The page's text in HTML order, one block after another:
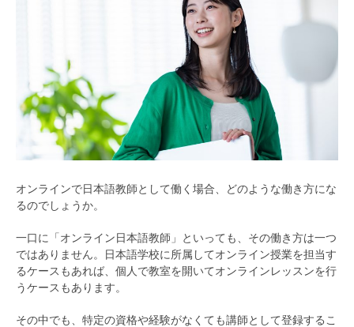
オンラインで日本語教師として働く場合、どのような働き方にな
るのでしょうか。
一口に「オンライン日本語教師」といっても、その働き方は一つ
ではありません。日本語学校に所属してオンライン授業を担当す
るケースもあれば、個人で教室を開いてオンラインレッスンを行
うケースもあります。
その中でも、特定の資格や経験がなくても講師として登録するこ